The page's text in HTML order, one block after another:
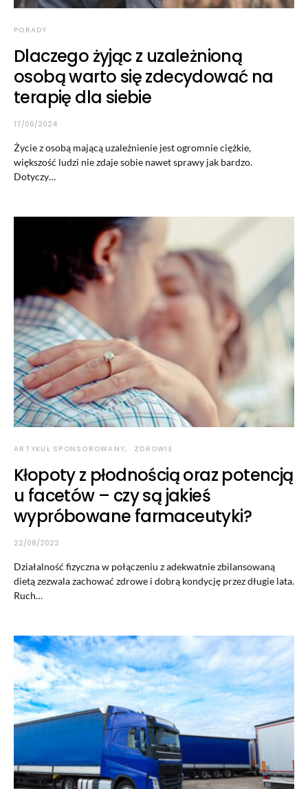
PORADY
Dlaczego żyjąc z uzależnioną
osobą warto się zdecydować na
terapię dla siebie
17/06/2024
Życie z osobą mającą uzależnienie jest ogromnie ciężkie,
większość ludzi nie zdaje sobie nawet sprawy jak bardzo.
Dotyczy…
ARTYKUŁ SPONSOROWANY ZDROWIE
Kłopoty z płodnością oraz potencją
u facetów – czy są jakieś
wypróbowane farmaceutyki?
22/08/2022
Działalność fizyczna w połączeniu z adekwatnie zbilansowaną
dietą zezwala zachować zdrowe i dobrą kondycję przez długie lata.
Ruch…